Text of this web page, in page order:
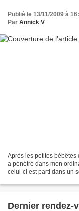
Publié le 13/11/2009 à
Par Annick V
Après les petites bébêtes
a pénétré dans mon
celui-ci est parti dans un
Dernier rendez-